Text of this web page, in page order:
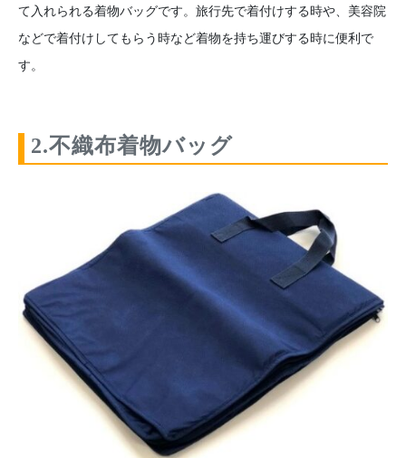
て入れられる着物バッグです。旅行先で着付けする時や、美容院
などで着付けしてもらう時など着物を持ち運びする時に便利で
す。
2.不織布着物バッグ